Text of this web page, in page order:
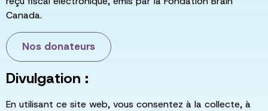
Canada.
Nos donateurs
Divulgation :
En utilisant ce site web, vous consentez à la collecte, à